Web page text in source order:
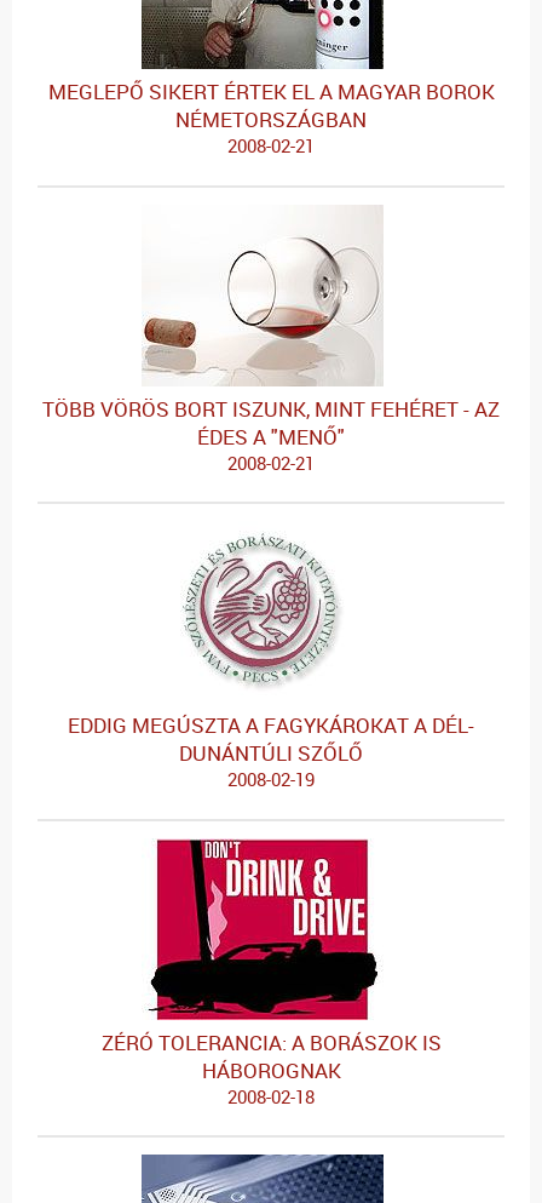
MEGLEPŐ SIKERT ÉRTEK EL A MAGYAR BOROK
NÉMETORSZÁGBAN
2008-02-21
TÖBB VÖRÖS BORT ISZUNK, MINT FEHÉRET - AZ
ÉDES A "MENŐ"
2008-02-21
EDDIG MEGÚSZTA A FAGYKÁROKAT A DÉL-
DUNÁNTÚLI SZŐLŐ
2008-02-19
ZÉRÓ TOLERANCIA: A BORÁSZOK IS
HÁBOROGNAK
2008-02-18